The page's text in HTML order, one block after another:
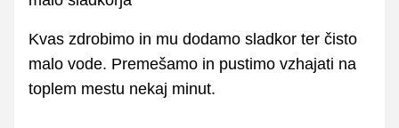
Kvas zdrobimo in mu dodamo sladkor ter čisto
malo vode. Premešamo in pustimo vzhajati na
toplem mestu nekaj minut.